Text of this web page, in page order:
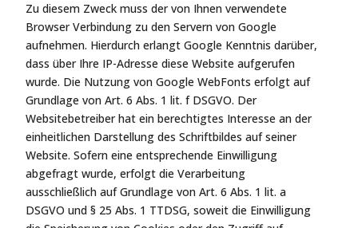
Zu diesem Zweck muss der von Ihnen verwendete
Browser Verbindung zu den Servern von Google
aufnehmen. Hierdurch erlangt Google Kenntnis darüber,
dass über Ihre IP-Adresse diese Website aufgerufen
wurde. Die Nutzung von Google WebFonts erfolgt auf
Grundlage von Art. 6 Abs. 1 lit. f DSGVO. Der
Websitebetreiber hat ein berechtigtes Interesse an der
einheitlichen Darstellung des Schriftbildes auf seiner
Website. Sofern eine entsprechende Einwilligung
abgefragt wurde, erfolgt die Verarbeitung
ausschließlich auf Grundlage von Art. 6 Abs. 1 lit. a
DSGVO und § 25 Abs. 1 TTDSG, soweit die Einwilligung